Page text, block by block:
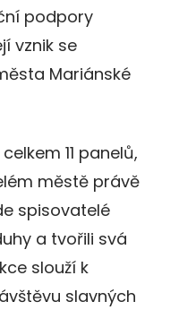
podpory
vznik se
Mariánské
11 panelů,
městě právě
spisovatelé
a tvořili svá
slouží k
slavných